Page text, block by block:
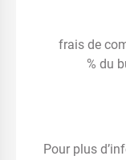
frais de
% du
Pour plus